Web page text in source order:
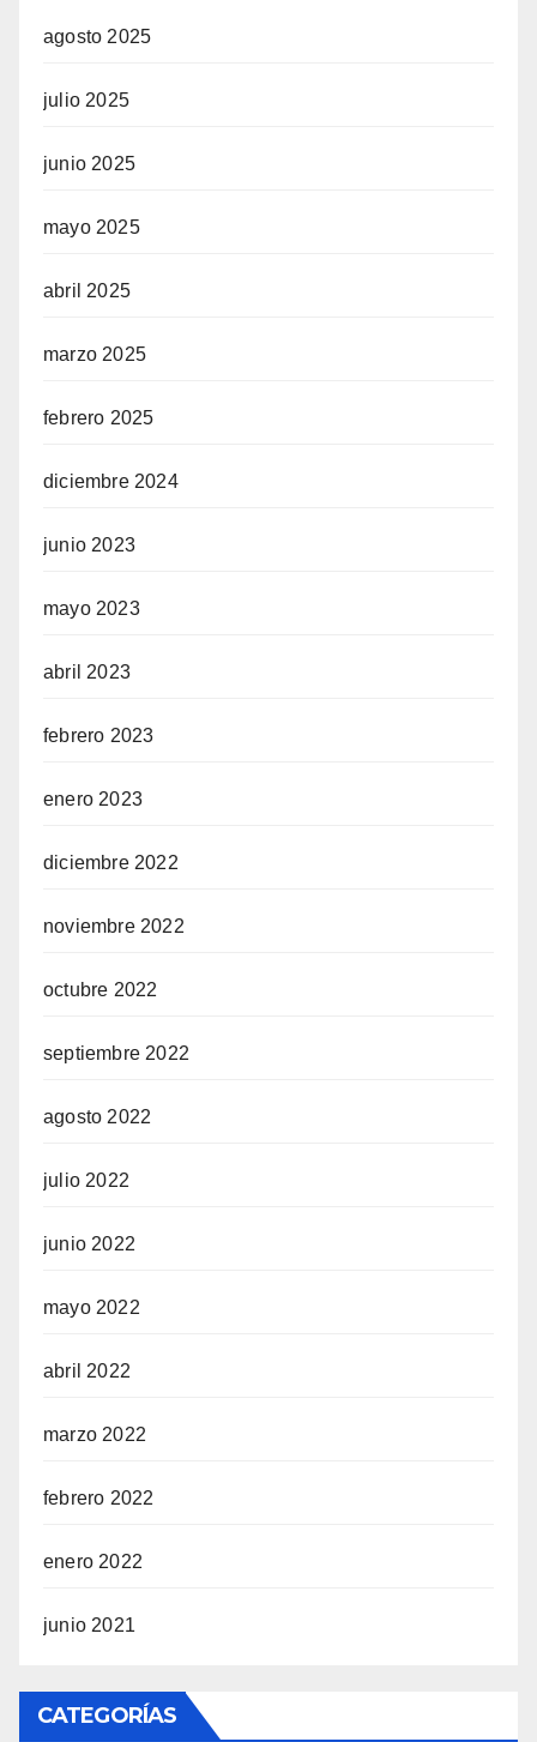
agosto 2025
julio 2025
junio 2025
mayo 2025
abril 2025
marzo 2025
febrero 2025
diciembre 2024
junio 2023
mayo 2023
abril 2023
febrero 2023
enero 2023
diciembre 2022
noviembre 2022
octubre 2022
septiembre 2022
agosto 2022
julio 2022
junio 2022
mayo 2022
abril 2022
marzo 2022
febrero 2022
enero 2022
junio 2021
CATEGORÍAS